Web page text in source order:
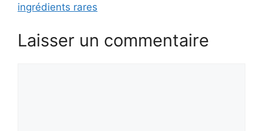
ingrédients rares
Laisser un commentaire